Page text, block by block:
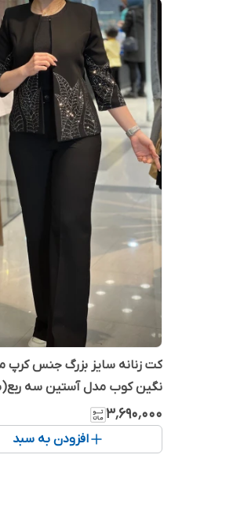
کت زنانه سایز بزرگ جنس کرپ
الی 52)
۳٬۶۹۰٬۰۰۰
افزودن به سبد